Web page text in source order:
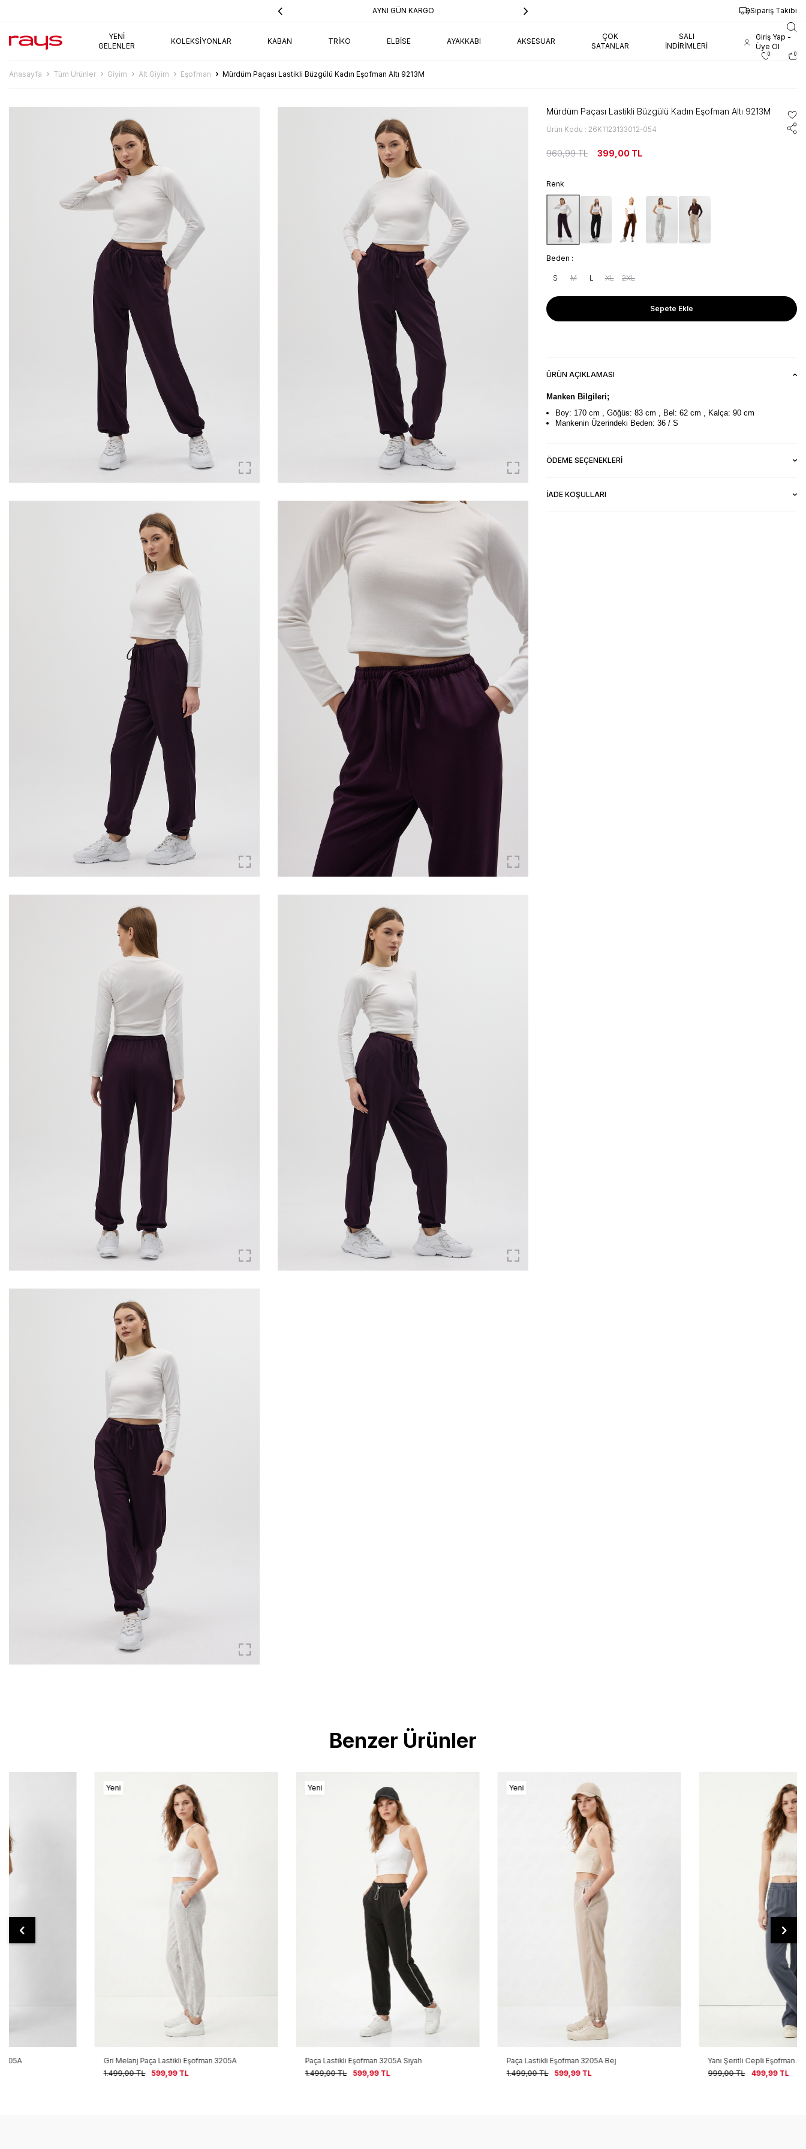
AYNI GÜN KARGO Sipariş Takibi
YENI
GELENLER
KOLEKSIYONLAR KABAN TRIKO ELBISE AYAKKABI AKSESUAR
ÇOK
SATANLAR
SALI
İNDIRIMLERI
Giriş Yap -
Üye Ol
0 0
Anasayfa Tüm Ürünler Giyim Alt Giyim Eşofman Mürdüm Paçası Lastikli Büzgülü Kadın Eşofman Altı 9213M
Mürdüm Paçası Lastikli Büzgülü Kadın Eşofman Altı 9213M
Ürün Kodu : 26K1123133012-054
960,99TL 399,00 TL
Renk
Beden :
S M L XL 2XL
Sepete Ekle
ÜRÜN AÇIKLAMASI
Manken Bilgileri;
Boy: 170 cm , Göğüs: 83 cm , Bel: 62 cm , Kalça: 90 cm
Mankenin Üzerindeki Beden: 36 / S
ÖDEME SEÇENEKLERI
İADE KOŞULLARI
Benzer Ürünler
Gri Melanj Paça Lastikli Eşofman 3205A
Paça Lastikli Eşofman 3205A Siyah
Paça Lastikli Eşofman 3205A Bej
Yanı Şeritli Cepli Eşofman 3650 Füme